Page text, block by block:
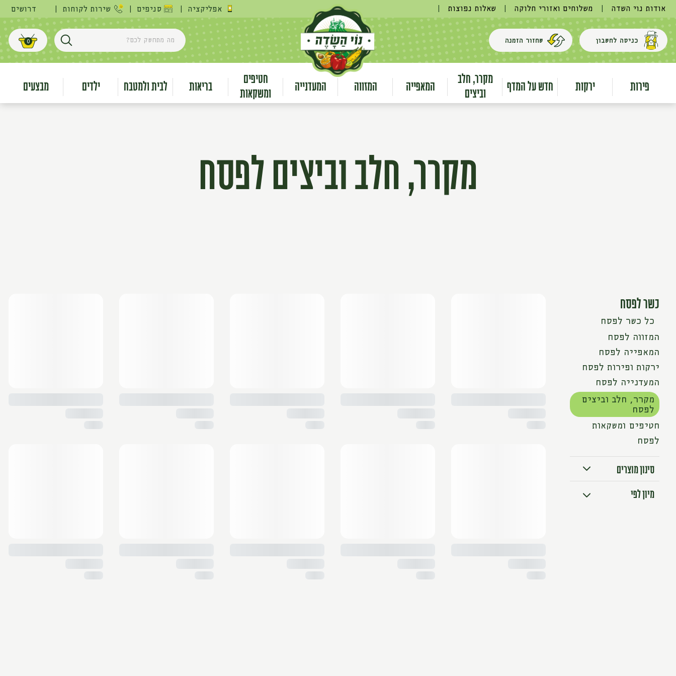
אודות נוי השדה משלוחים ואזורי חלוקה שאלות נפוצות דרושים שירות לקוחות סניפים אפליקציה
כניסה לחשבון שחזור הזמנה
מה מתחשק לכם?
חפש עגלת קניות
0
פירות ירקות חדש על המדף
מקרר, חלב
וביצים
המאפייה המזווה המעדנייה
חטיפים
ומשקאות
בריאות לבית ולמטבח ילדים מבצעים
מקרר, חלב וביצים לפסח
כשר לפסח
כל כשר לפסח
המזווה לפסח
המאפייה לפסח
ירקות ופירות לפסח
המעדנייה לפסח
מקרר, חלב וביצים
לפסח
חטיפים ומשקאות
לפסח
סינון מוצרים
מיון לפי